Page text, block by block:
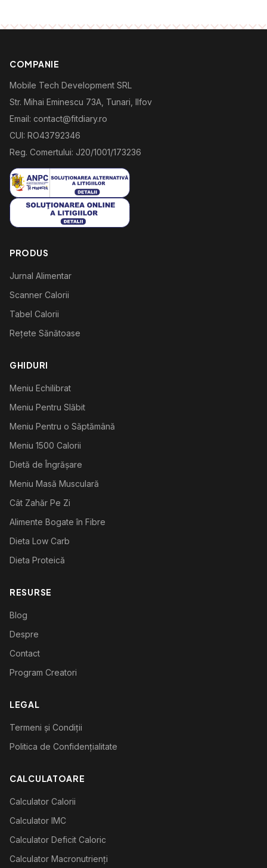
COMPANIE
Mobile Tech Development SRL
Str. Mihai Eminescu 73A, Tunari, Ilfov
Email: contact@fitdiary.ro
CUI: RO43792346
Reg. Comertului: J20/1001/173236
PRODUS
Jurnal Alimentar
Scanner Calorii
Tabel Calorii
Rețete Sănătoase
GHIDURI
Meniu Echilibrat
Meniu Pentru Slăbit
Meniu Pentru o Săptămână
Meniu 1500 Calorii
Dietă de Îngrășare
Meniu Masă Musculară
Cât Zahăr Pe Zi
Alimente Bogate în Fibre
Dieta Low Carb
Dieta Proteică
RESURSE
Blog
Despre
Contact
Program Creatori
LEGAL
Termeni și Condiții
Politica de Confidențialitate
CALCULATOARE
Calculator Calorii
Calculator IMC
Calculator Deficit Caloric
Calculator Macronutrienți